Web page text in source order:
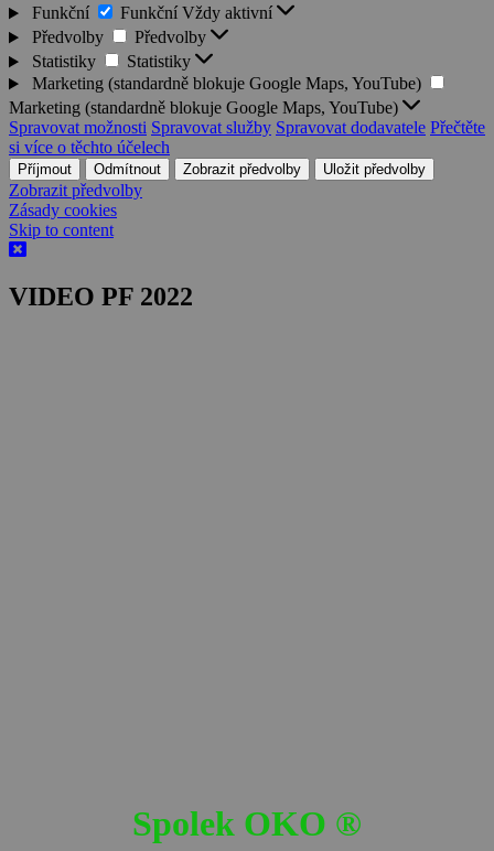
Funkční
FunkčníVždy aktivní
Předvolby
Předvolby
Statistiky
Statistiky
Marketing (standardně blokuje Google Maps, YouTube)
Marketing (standardně blokuje Google Maps, YouTube)
Spravovat možnosti Spravovat služby Spravovat dodavatele Přečtěte
si více o těchto účelech
Příjmout Odmítnout Zobrazit předvolby Uložit předvolby
Zobrazit předvolby
Zásady cookies
Skip to content
VIDEO PF 2022
Spolek OKO ®